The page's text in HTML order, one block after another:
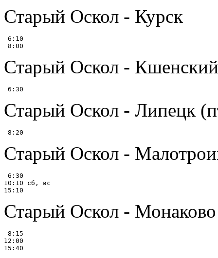
Старый Оскол - Курск
6:10
Старый Оскол -
Старый Оскол - Липецк
Старый Оскол -
6:30
10:10 сб, вс
Старый Оскол - Монаково
8:15
12:00